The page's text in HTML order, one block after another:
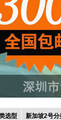
选型 新加坡2号分